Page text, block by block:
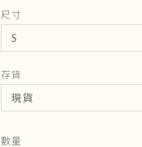
尺寸
存貨
數量